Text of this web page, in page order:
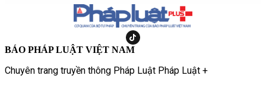
BÁO PHÁP LUẬT VIỆT NAM
Chuyên trang truyền thông Pháp Luật Pháp Luật +